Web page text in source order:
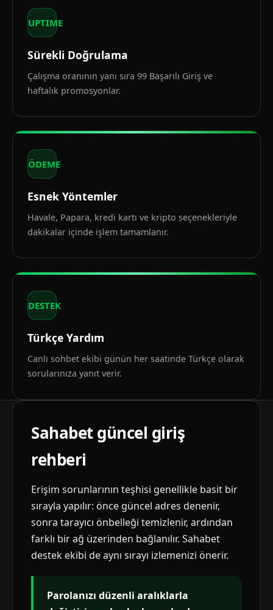
UPTIME
Sürekli Doğrulama
Çalışma oranının yanı sıra 99 Başarılı Giriş ve
haftalık promosyonlar.
ÖDEME
Esnek Yöntemler
Havale, Papara, kredi kartı ve kripto seçenekleriyle
dakikalar içinde işlem tamamlanır.
DESTEK
Türkçe Yardım
Canlı sohbet ekibi günün her saatinde Türkçe olarak
sorularınıza yanıt verir.
Sahabet güncel giriş
rehberi
Erişim sorunlarının teşhisi genellikle basit bir
sırayla yapılır: önce güncel adres denenir,
sonra tarayıcı önbelleği temizlenir, ardından
farklı bir ağ üzerinden bağlanılır. Sahabet
destek ekibi de aynı sırayı izlemenizi önerir.
Parolanızı düzenli aralıklarla